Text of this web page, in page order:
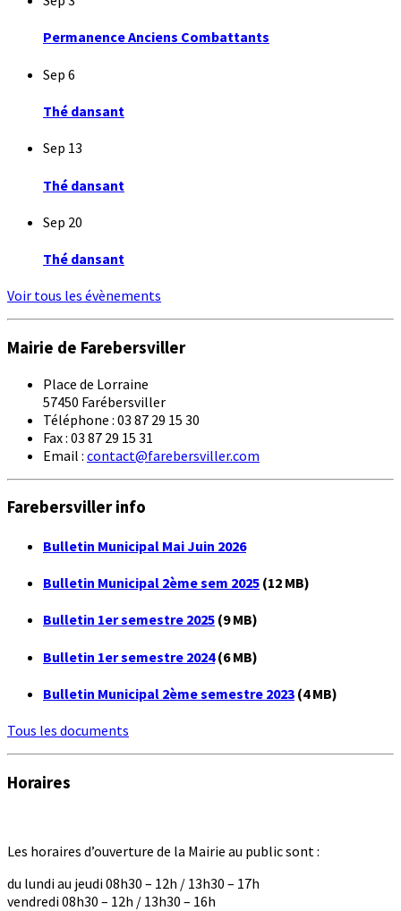
Permanence Anciens Combattants
Sep 6
Thé dansant
Sep 13
Thé dansant
Sep 20
Thé dansant
Voir tous les évènements
Mairie de Farebersviller
Place de Lorraine
57450 Farébersviller
Téléphone : 03 87 29 15 30
Fax : 03 87 29 15 31
Email : contact@farebersviller.com
Farebersviller info
Bulletin Municipal Mai Juin 2026
Bulletin Municipal 2ème sem 2025 (12 MB)
Bulletin 1er semestre 2025 (9 MB)
Bulletin 1er semestre 2024 (6 MB)
Bulletin Municipal 2ème semestre 2023 (4 MB)
Tous les documents
Horaires
Les horaires d’ouverture de la Mairie au public sont :
du lundi au jeudi 08h30 – 12h / 13h30 – 17h
vendredi 08h30 – 12h / 13h30 – 16h